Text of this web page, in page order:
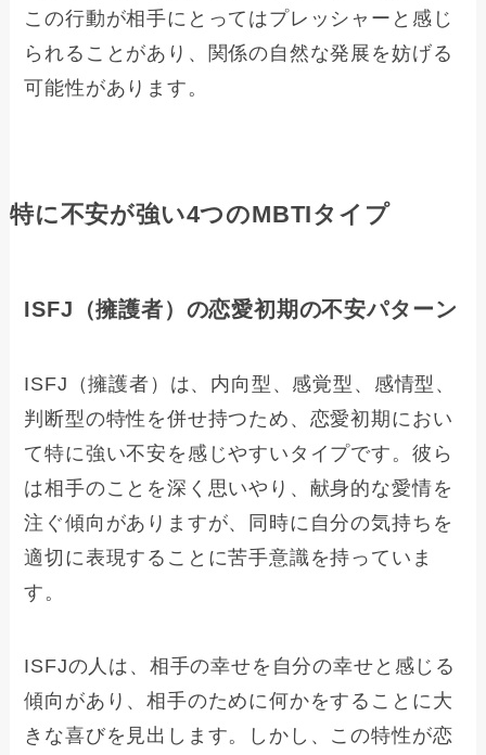
この行動が相手にとってはプレッシャーと感じ
られることがあり、関係の自然な発展を妨げる
可能性があります。
特に不安が強い4つのMBTIタイプ
ISFJ（擁護者）の恋愛初期の不安パターン
ISFJ（擁護者）は、内向型、感覚型、感情型、
判断型の特性を併せ持つため、恋愛初期におい
て特に強い不安を感じやすいタイプです。彼ら
は相手のことを深く思いやり、献身的な愛情を
注ぐ傾向がありますが、同時に自分の気持ちを
適切に表現することに苦手意識を持っていま
す。
ISFJの人は、相手の幸せを自分の幸せと感じる
傾向があり、相手のために何かをすることに大
きな喜びを見出します。しかし、この特性が恋